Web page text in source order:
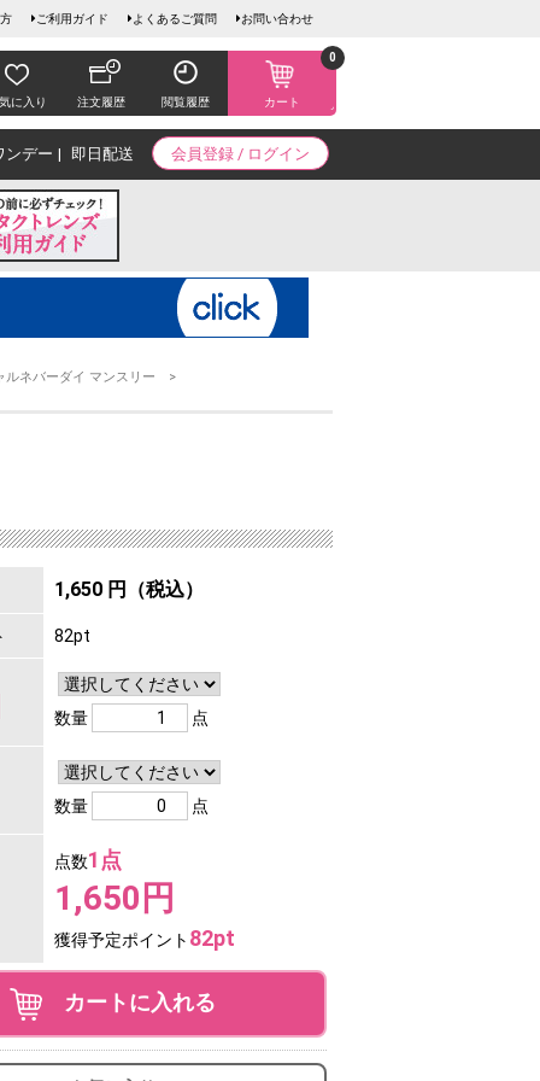
ご利用ガイド よくあるご質問 お問い合わせ
に入り 注文履歴 閲覧履歴 カート
0
会員登録 / ログイン
ンデー 即日配送
ルネバーダイ マンスリー
1,650 円（税込）
82pt
数量 点
数量
点
点数1点
1,650円
獲得予定ポイント 82pt
カートに入れる